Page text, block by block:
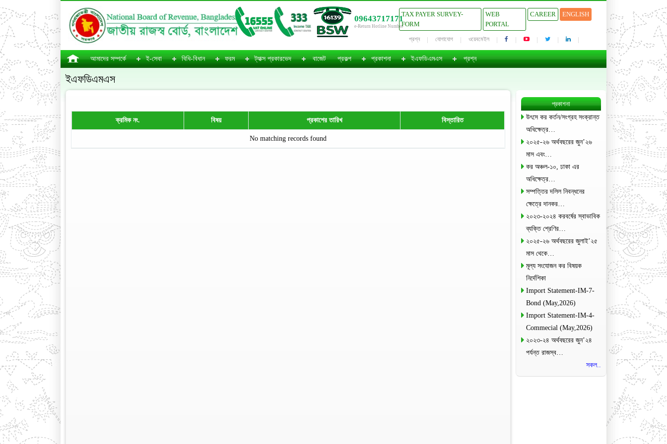
09643717171
e-Return Hotline Number
TAX PAYER SURVEY-
FORM
WEB
PORTAL
CAREER ENGLISH
প্রশ্ন যোগাযোগ ওয়েবমেইল
আমাদের সম্পর্কে ই-সেবা বিধি-বিধান ফরম ট্যাক্স প্রকারভেদ বাজেট প্রকল্প প্রকাশনা ইএফডিএমএস প্রশ্ন
ইএফডিএমএস
ক্রমিক নং. বিষয় প্রকাশের তারিখ বিস্তারিত
No matching records found
প্রকাশনা
উৎসে কর কর্তন/সংগ্রহ সংক্রান্ত
অধিক্ষেত্র…
২০২৫-২৬ অর্থবছরের জুন’২৬
মাস এবং…
কর অঞ্চল-১০, ঢাকা এর
অধিক্ষেত্র…
সম্পত্তির দলিল নিবন্ধনের
ক্ষেত্রে দানকর…
২০২৩-২০২৪ করবর্ষের স্বাভাবিক
ব্যক্তি শ্রেণির…
২০২৫-২৬ অর্থবছরের জুলাই’২৫
মাস থেকে…
মূল্য সংযোজন কর বিষয়ক
নির্দেশিকা
Import Statement-IM-7-
Bond (May,2026)
Import Statement-IM-4-
Commecial (May,2026)
২০২৩-২৪ অর্থবছরের জুন’২৪
পর্যন্ত রাজস্ব…
সকল..